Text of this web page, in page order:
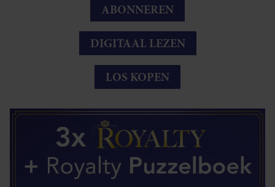
ABONNEREN
DIGITAAL LEZEN
LOS KOPEN